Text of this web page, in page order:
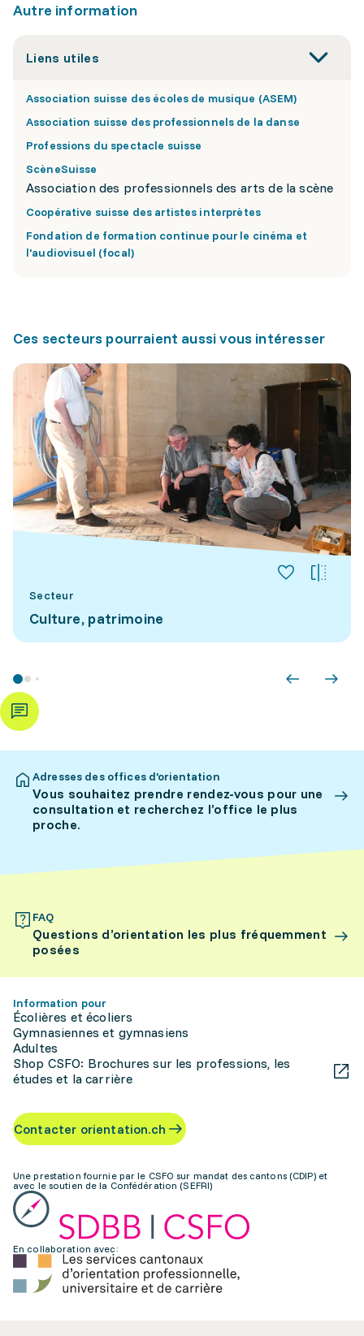
Autre information
Liens utiles
Association suisse des écoles de musique (ASEM)
Association suisse des professionnels de la danse
Professions du spectacle suisse
ScèneSuisse
Association des professionnels des arts de la scène
Coopérative suisse des artistes interprètes
Fondation de formation continue pour le cinéma et
l'audiovisuel (focal)
Ces secteurs pourraient aussi vous intéresser
Secteur
Culture, patrimoine
Adresses des offices d’orientation
Vous souhaitez prendre rendez-vous pour une
consultation et recherchez l’office le plus
proche.
FAQ
Questions d’orientation les plus fréquemment
posées
Information pour
Écolières et écoliers
Gymnasiennes et gymnasiens
Adultes
Shop CSFO: Brochures sur les professions, les
études et la carrière
Contacter orientation.ch
Une prestation fournie par le CSFO sur mandat des cantons (CDIP) et
avec le soutien de la Confédération (SEFRI)
En collaboration avec: